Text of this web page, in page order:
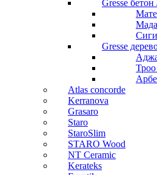
Gresse бетон
Gresse
Atlas concorde
Kerranova
Grasaro
Staro
StaroSlim
STARO Wood
NT Ceramic
Kerateks